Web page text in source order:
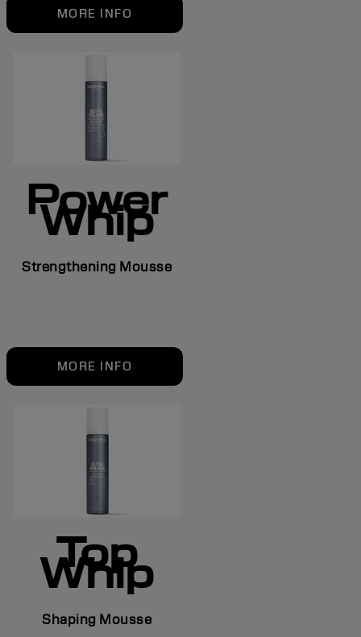
MORE INFO
Power
Whip
Strengthening Mousse
MORE INFO
Top
Whip
Shaping Mousse